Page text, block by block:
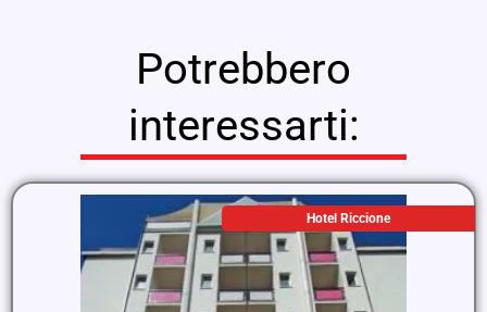
Potrebbero
interessarti:
Hotel Riccione